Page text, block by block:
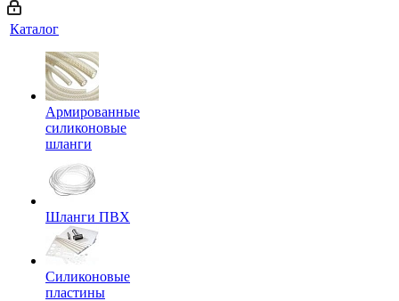
Каталог
Армированные
силиконовые
шланги
Шланги ПВХ
Силиконовые
пластины